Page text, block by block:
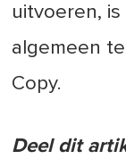
uitvoeren,
algemeen
Copy.
Deel dit